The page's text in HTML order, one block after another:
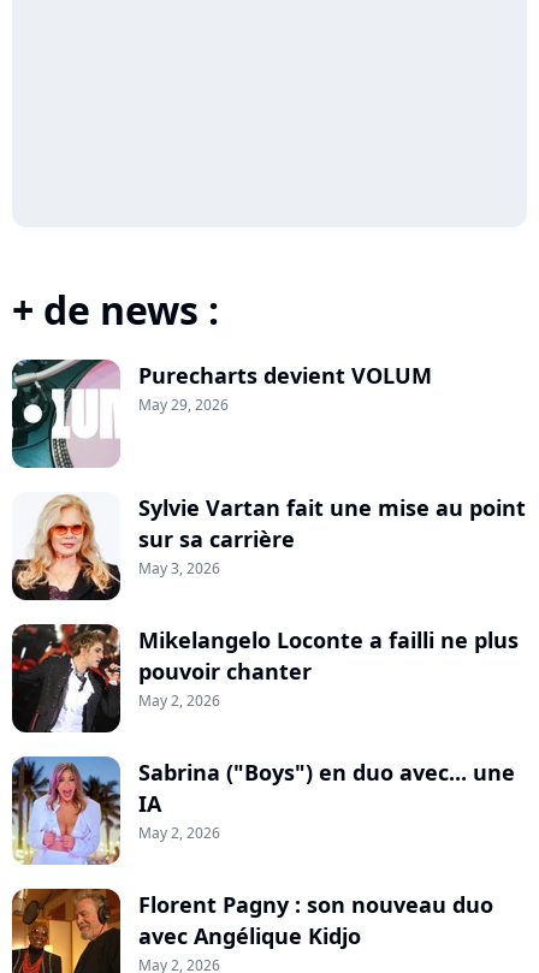
+ de news :
Purecharts devient VOLUM
May 29, 2026
Sylvie Vartan fait une mise au point
sur sa carrière
May 3, 2026
Mikelangelo Loconte a failli ne plus
pouvoir chanter
May 2, 2026
Sabrina ("Boys") en duo avec... une
IA
May 2, 2026
Florent Pagny : son nouveau duo
avec Angélique Kidjo
May 2, 2026